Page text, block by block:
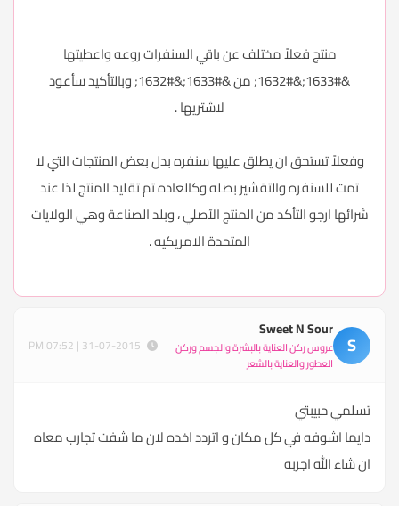
منتج فعلاً مختلف عن باقي السنفرات روعه واعطيتها
&#1633;&#1632; من &#1633;&#1632; وبالتأكيد سأعود
لاشتريها .
وفعلاً تستحق ان يطلق عليها سنفره بدل بعض المنتجات التي لا
تمت للسنفره والتقشير بصله وكالعاده تم تقليد المنتج لذا عند
شرائها ارجو التأكد من المنتج الآصلي ، وبلد الصناعة وهي الولايات
المتحدة الامريكيه .
S
Sweet N Sour
عروس ركن العناية بالبشرة والجسم وركن
العطور والعناية بالشعر
تسلمي حبيبتي
دايما اشوفه في كل مكان و اتردد اخده لان ما شفت تجارب معاه
ان شاء الله اجربه